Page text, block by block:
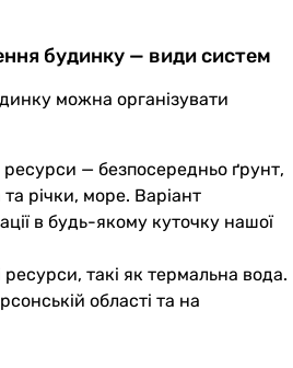
будинку — види систем
можна організувати
ресурси — безпосередньо ґрунт,
річки, море. Варіант
в будь-якому куточку нашої
такі як термальна вода.
області та на